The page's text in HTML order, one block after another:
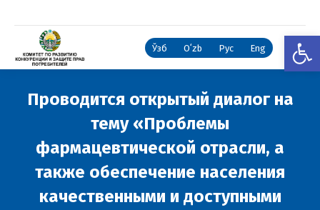
Ўзб Oʻzb Рус Eng
Проводится открытый диалог на
тему «Проблемы
фармацевтической отрасли, а
также обеспечение населения
качественными и доступными